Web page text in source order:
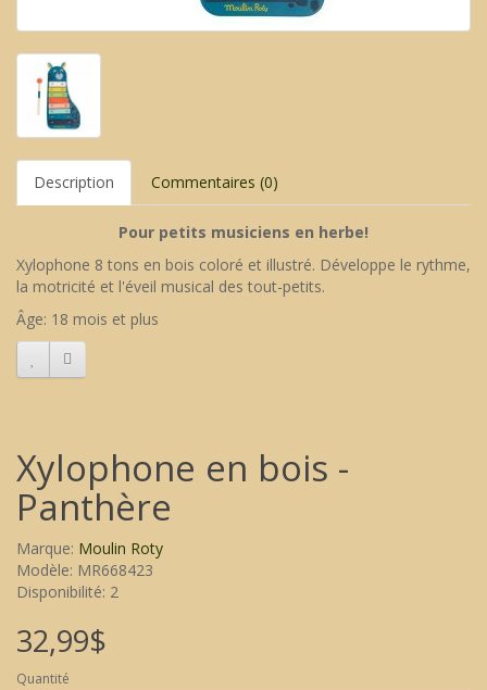
Description Commentaires (0)
Pour petits musiciens en herbe!
Xylophone 8 tons en bois coloré et illustré. Développe le rythme,
la motricité et l'éveil musical des tout-petits.
Âge: 18 mois et plus
Xylophone en bois -
Panthère
Marque: Moulin Roty
Modèle: MR668423
Disponibilité: 2
32,99$
Quantité